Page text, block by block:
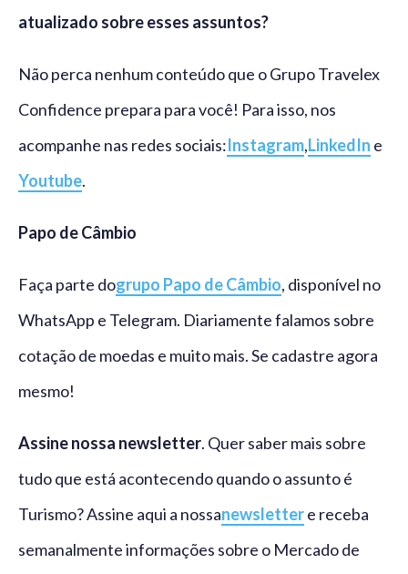
atualizado sobre esses assuntos?
Não perca nenhum conteúdo que o Grupo Travelex
Confidence prepara para você! Para isso, nos
acompanhe nas redes sociais:Instagram,LinkedIn e
Youtube.
Papo de Câmbio
Faça parte dogrupo Papo de Câmbio, disponível no
WhatsApp e Telegram. Diariamente falamos sobre
cotação de moedas e muito mais. Se cadastre agora
mesmo!
Assine nossa newsletter. Quer saber mais sobre
tudo que está acontecendo quando o assunto é
Turismo? Assine aqui a nossanewslettere receba
semanalmente informações sobre o Mercado de